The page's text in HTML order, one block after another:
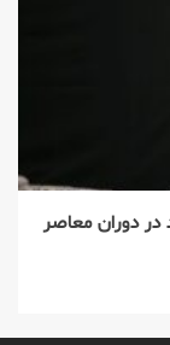
دوران معاصر